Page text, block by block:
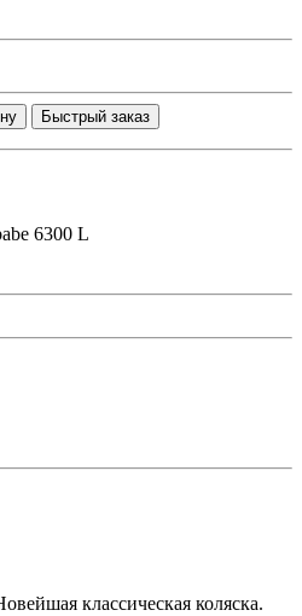
Быстрый заказ
6300 L
класcичеcкая коляска.